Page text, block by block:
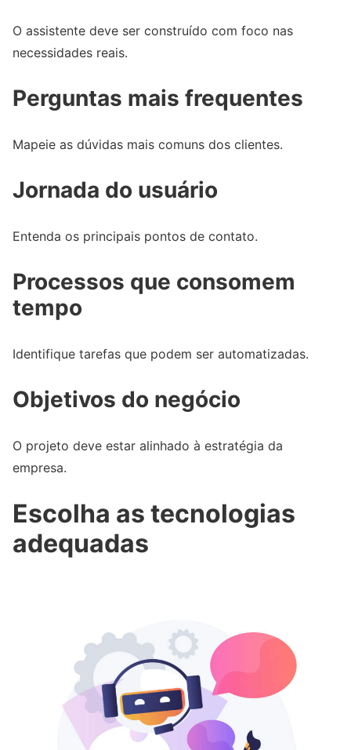
O assistente deve ser construído com foco nas
necessidades reais.
Perguntas mais frequentes
Mapeie as dúvidas mais comuns dos clientes.
Jornada do usuário
Entenda os principais pontos de contato.
Processos que consomem
tempo
Identifique tarefas que podem ser automatizadas.
Objetivos do negócio
O projeto deve estar alinhado à estratégia da
empresa.
Escolha as tecnologias
adequadas